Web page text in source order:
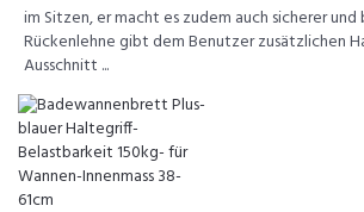
im Sitzen, er macht es zudem auch sicherer und
Rückenlehne gibt dem Benutzer zusätzlichen
Ausschnitt ...